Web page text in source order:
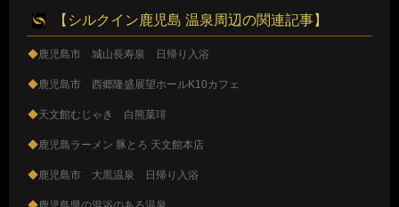
【シルクイン鹿児島 温泉周辺の関連記事】
◆鹿児島市 城山長寿泉 日帰り入浴
◆鹿児島市 西郷隆盛展望ホールK10カフェ
◆天文館むじゃき 白熊菓琲
◆鹿児島ラーメン 豚とろ 天文館本店
◆鹿児島市 大黒温泉 日帰り入浴